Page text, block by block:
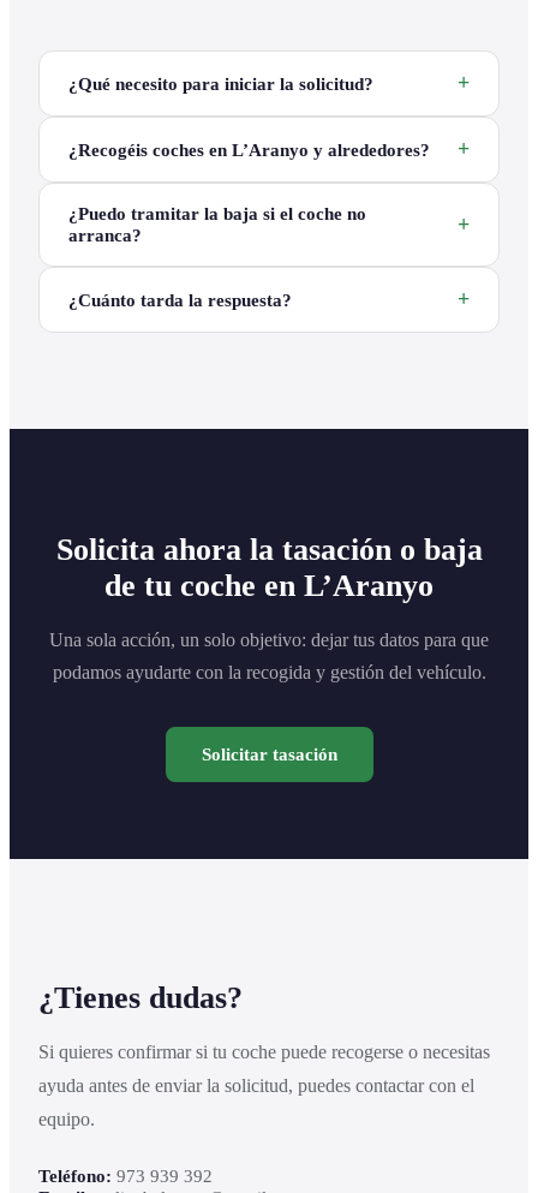
¿Qué necesito para iniciar la solicitud?
¿Recogéis coches en L’Aranyo y alrededores?
¿Puedo tramitar la baja si el coche no
arranca?
¿Cuánto tarda la respuesta?
Solicita ahora la tasación o baja
de tu coche en L’Aranyo
Una sola acción, un solo objetivo: dejar tus datos para que
podamos ayudarte con la recogida y gestión del vehículo.
Solicitar tasación
¿Tienes dudas?
Si quieres confirmar si tu coche puede recogerse o necesitas
ayuda antes de enviar la solicitud, puedes contactar con el
equipo.
Teléfono: 973 939 392